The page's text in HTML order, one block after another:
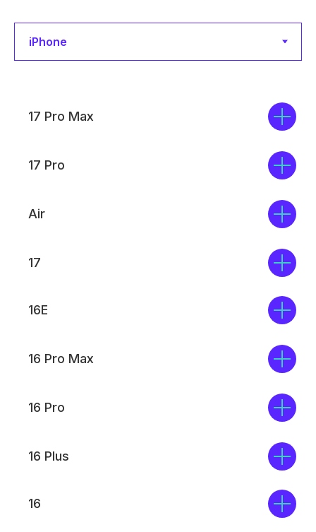
17 Pro Max
17 Pro
Air
17
16E
16 Pro Max
16 Pro
16 Plus
16